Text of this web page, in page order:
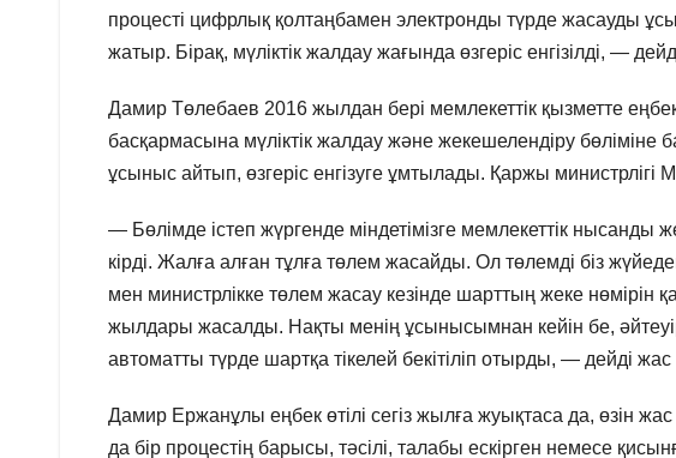
процесті цифрлық қолтаңбамен электронды түрде жасауды
жатыр. Бірақ, мүліктік жалдау жағында өзгеріс енгізілді, —
Дамир Төлебаев 2016 жылдан бері мемлекеттік қызметте
басқармасына мүліктік жалдау және жекешелендіру
ұсыныс айтып, өзгеріс енгізуге ұмтылады. Қаржы министрлігі
— Бөлімде істеп жүргенде міндетімізге мемлекеттік нысанды
кірді. Жалға алған тұлға төлем жасайды. Ол төлемді біз
мен министрлікке төлем жасау кезінде шарттың жеке
жылдары жасалды. Нақты менің ұсынысымнан кейін бе,
автоматты түрде шартқа тікелей бекітіліп отырды, — дейді жас
Дамир Ержанұлы еңбек өтілі сегіз жылға жуықтаса да, өзін
да бір процестің барысы, тәсілі, талабы ескірген немесе